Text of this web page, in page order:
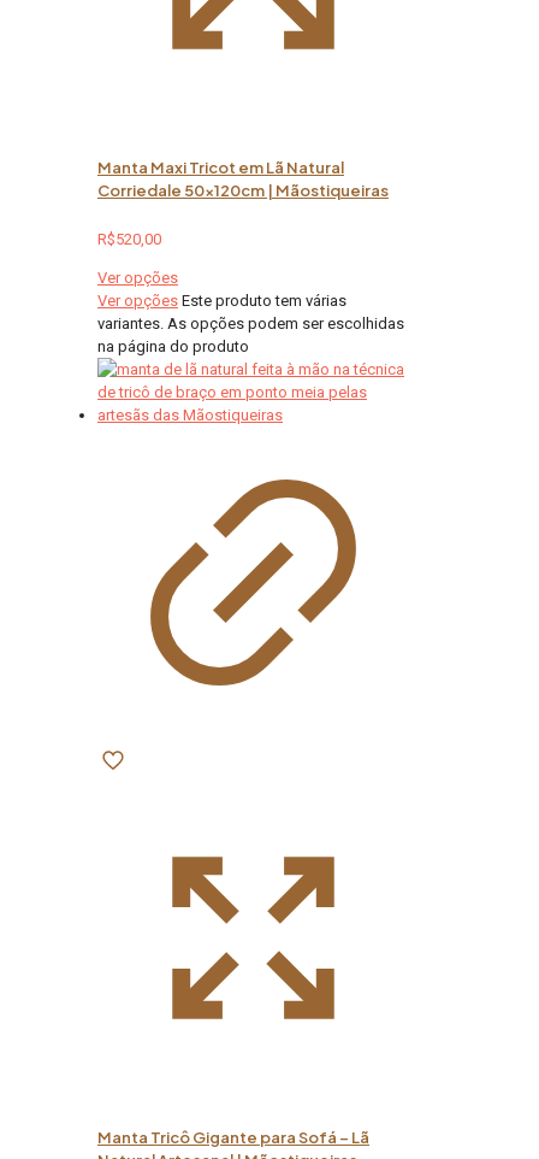
Manta Maxi Tricot em Lã Natural
Corriedale 50x120cm | Mãostiqueiras
R$520,00
Ver opções
Ver opções Este produto tem várias
variantes. As opções podem ser escolhidas
na página do produto
Manta Tricô Gigante para Sofá – Lã